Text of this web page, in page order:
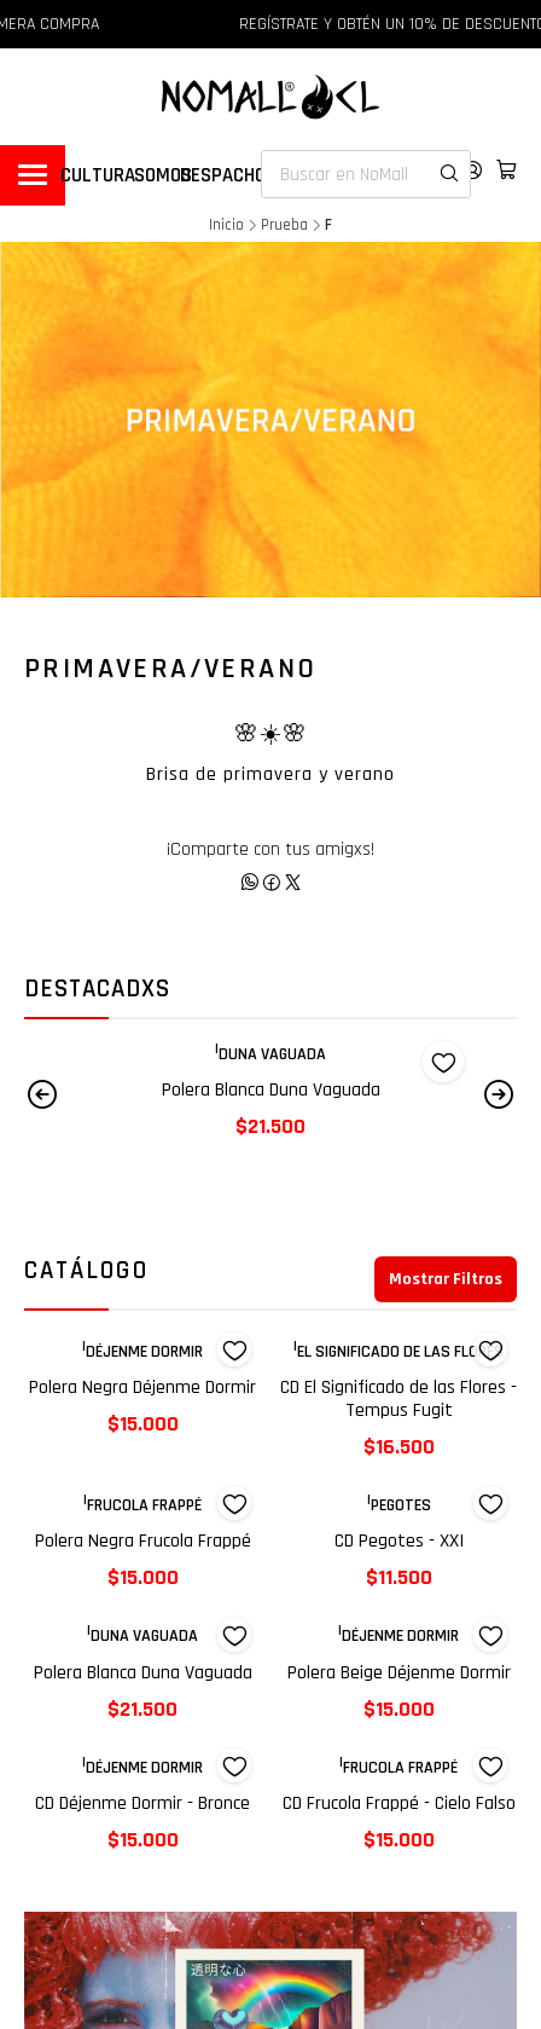
REGÍSTRATE Y OBTÉN UN 10% DE DESCUENTO
CULTURASOMOSDESPACHOS
Inicio Prueba F
PRIMAVERA/VERANO
🌸☀️🌸
Brisa de primavera y verano
¡Comparte con tus amigxs!
DESTACADXS
DÉJENME DORMIR
Polera Beige Déjenme Dormir
$15.000
CATÁLOGO Mostrar Filtros
|DÉJENME DORMIR
Polera Negra Déjenme Dormir
$15.000
|EL SIGNIFICADO DE LAS FLORES
CD El Significado de las Flores -
Tempus Fugit
$16.500
|FRUCOLA FRAPPÉ
Polera Negra Frucola Frappé
$15.000
|PEGOTES
CD Pegotes - XXI
$11.500
|DUNA VAGUADA
Polera Blanca Duna Vaguada
$21.500
|DÉJENME DORMIR
Polera Beige Déjenme Dormir
$15.000
|DÉJENME DORMIR
CD Déjenme Dormir - Bronce
$15.000
|FRUCOLA FRAPPÉ
CD Frucola Frappé - Cielo Falso
$15.000